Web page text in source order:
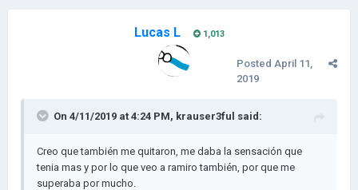
Lucas L 1,013
Posted April 11,
2019
On 4/11/2019 at 4:24 PM, krauser3ful said:
Creo que también me quitaron, me daba la sensación que
tenia mas y por lo que veo a ramiro también, por que me
superaba por mucho.